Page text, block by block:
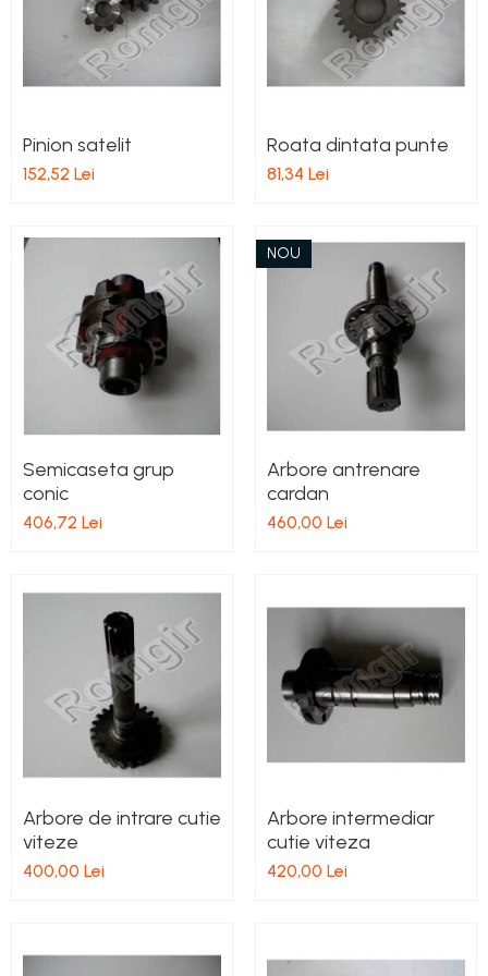
Pompe Apa
Radiatoare Racire
Termostate Răcire
Pinion satelit
152,52 Lei
Roata dintata punte
81,34 Lei
Semicaseta grup
conic
406,72 Lei
NOU
Arbore antrenare
cardan
460,00 Lei
Arbore de intrare cutie
viteze
400,00 Lei
Arbore intermediar
cutie viteza
420,00 Lei